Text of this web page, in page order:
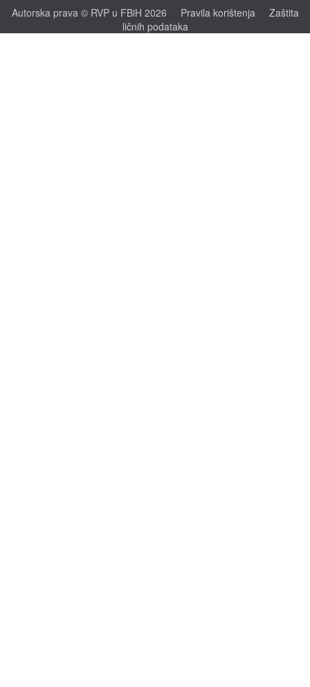
Autorska prava © RVP u FBiH 2026 Pravila korištenja
Zaštita
ličnih podataka